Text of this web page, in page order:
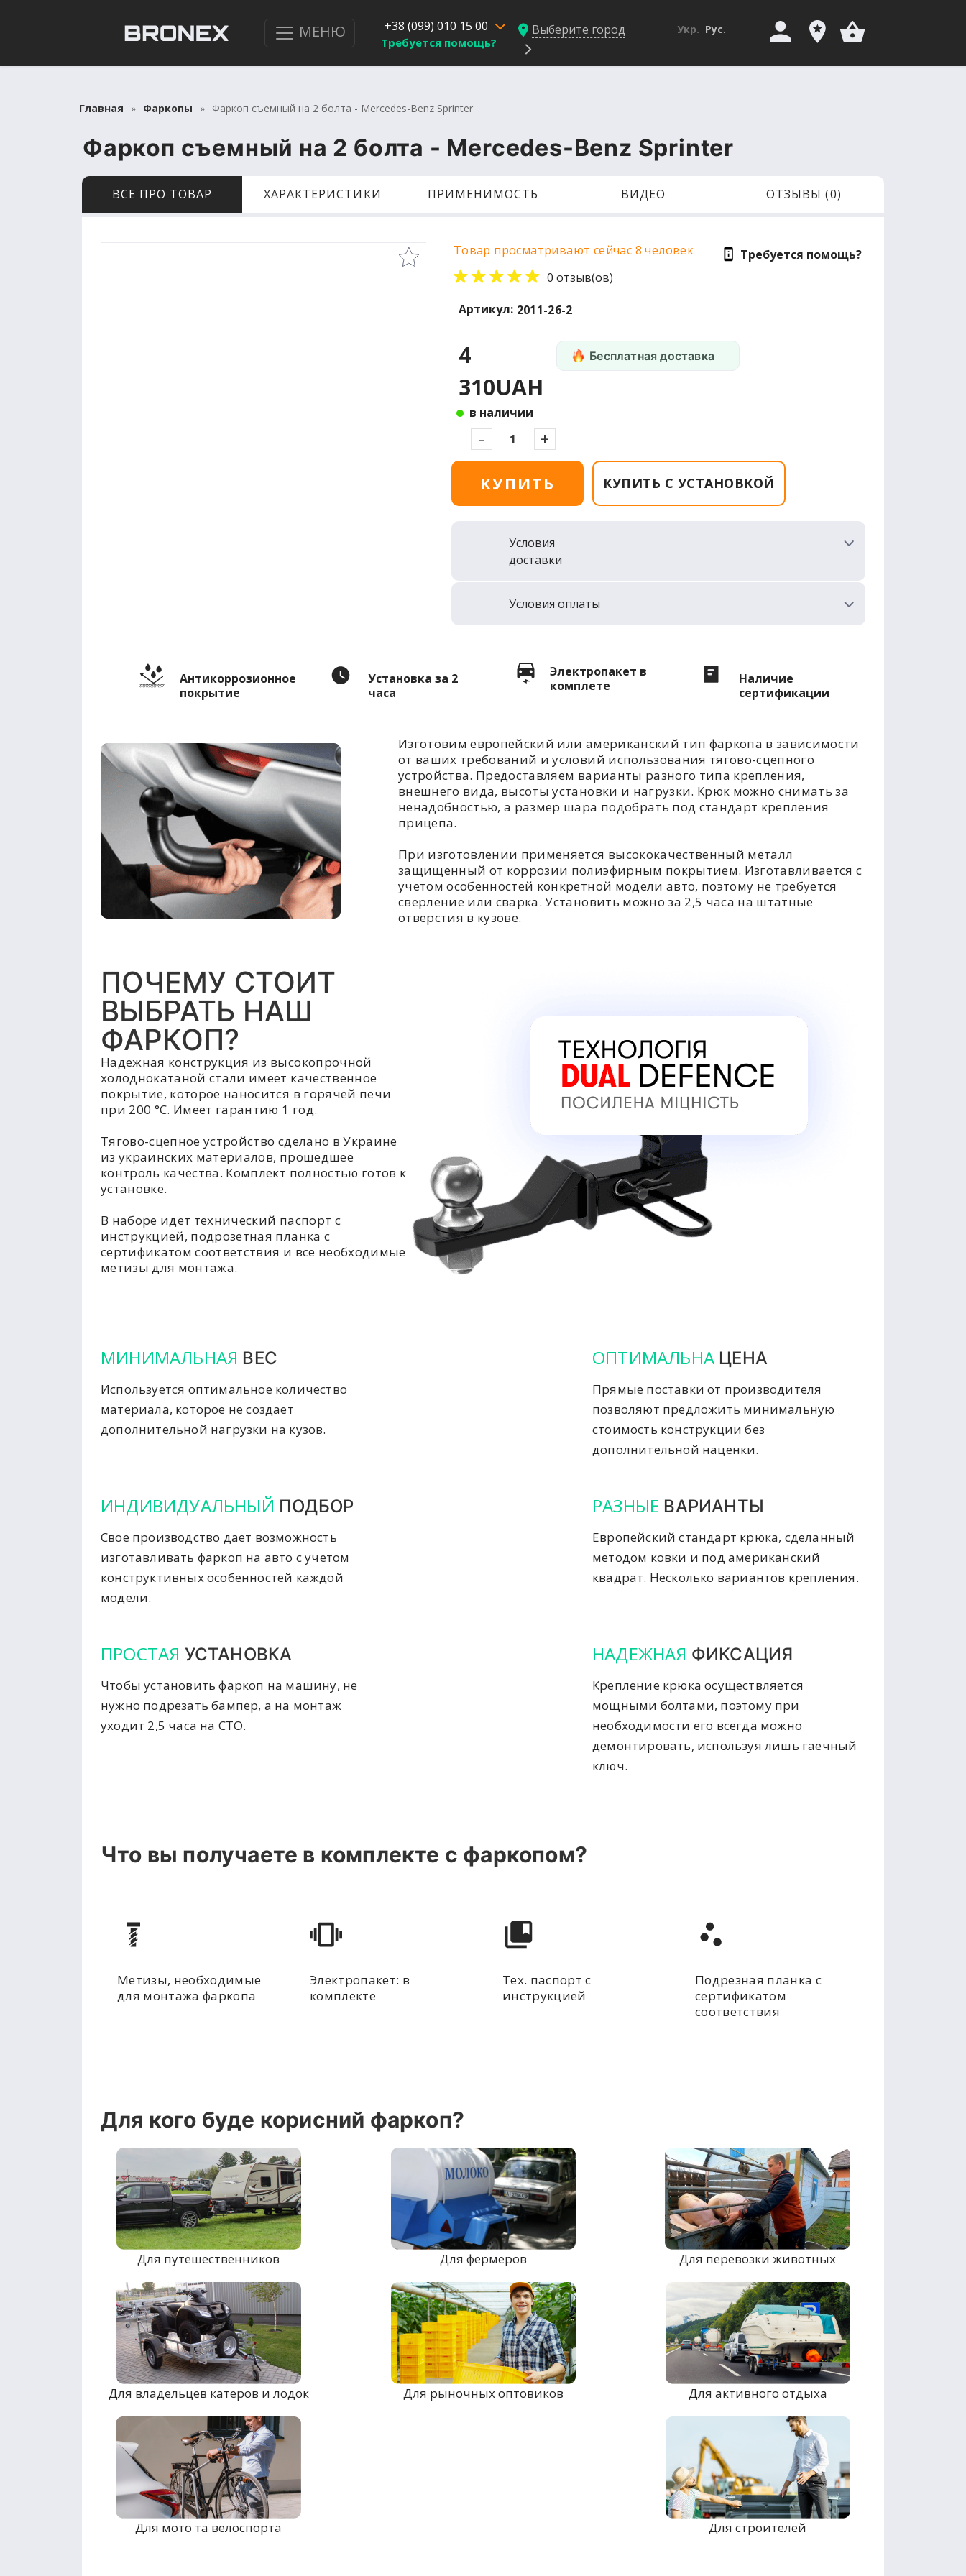
МЕНЮ +38 (099) 010 15 00
Требуется помощь?
Выберите город Укр. Рус.
Главная Фаркопы Фаркоп съемный на 2 болта - Mercedes-Benz Sprinter
Фаркоп съемный на 2 болта - Mercedes-Benz Sprinter
ВСЕ ПРО ТОВАР ХАРАКТЕРИСТИКИ ПРИМЕНИМОСТЬ ВИДЕО ОТЗЫВЫ (0)
Товар просматривают сейчас 8 человек
0 отзыв(ов)
Требуется помощь?
Артикул: 2011-26-2
4
310UAH
в наличии
Бесплатная доставка
- +
КУПИТЬ КУПИТЬ С УСТАНОВКОЙ
Условия
доставки
Условия оплаты
Антикоррозионное
покрытие
Установка за 2
часа
Электропакет в
комплете
Наличие
сертификации
Изготовим европейский или американский тип фаркопа в зависимости
от ваших требований и условий использования тягово-сцепного
устройства. Предоставляем варианты разного типа крепления,
внешнего вида, высоты установки и нагрузки. Крюк можно снимать за
ненадобностью, а размер шара подобрать под стандарт крепления
прицепа.
При изготовлении применяется высококачественный металл
защищенный от коррозии полиэфирным покрытием. Изготавливается с
учетом особенностей конкретной модели авто, поэтому не требуется
сверление или сварка. Установить можно за 2,5 часа на штатные
отверстия в кузове.
ПОЧЕМУ СТОИТ
ВЫБРАТЬ НАШ
ФАРКОП?
Надежная конструкция из высокопрочной
холоднокатаной стали имеет качественное
покрытие, которое наносится в горячей печи
при 200 °C. Имеет гарантию 1 год.
Тягово-сцепное устройство сделано в Украине
из украинских материалов, прошедшее
контроль качества. Комплект полностью готов к
установке.
В наборе идет технический паспорт с
инструкцией, подрозетная планка с
сертификатом соответствия и все необходимые
метизы для монтажа.
МИНИМАЛЬНАЯ ВЕС
Используется оптимальное количество
материала, которое не создает
дополнительной нагрузки на кузов.
ОПТИМАЛЬНА ЦЕНА
Прямые поставки от производителя
позволяют предложить минимальную
стоимость конструкции без
дополнительной наценки.
ИНДИВИДУАЛЬНЫЙ ПОДБОР
Свое производство дает возможность
изготавливать фаркоп на авто с учетом
конструктивных особенностей каждой
модели.
РАЗНЫЕ ВАРИАНТЫ
Европейский стандарт крюка, сделанный
методом ковки и под американский
квадрат. Несколько вариантов крепления.
ПРОСТАЯ УСТАНОВКА
Чтобы установить фаркоп на машину, не
нужно подрезать бампер, а на монтаж
уходит 2,5 часа на СТО.
НАДЕЖНАЯ ФИКСАЦИЯ
Крепление крюка осуществляется
мощными болтами, поэтому при
необходимости его всегда можно
демонтировать, используя лишь гаечный
ключ.
Что вы получаете в комплекте с фаркопом?
Метизы, необходимые
для монтажа фаркопа
Электропакет: в
комплекте
Тех. паспорт с
инструкцией
Подрезная планка с
сертификатом
соответствия
Для кого буде корисний фаркоп?
Для путешественников Для фермеров Для перевозки животных
Для владельцев катеров и лодок Для рыночных оптовиков Для активного отдыха
Для мото та велоспорта Для строителей